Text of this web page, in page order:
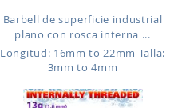
Barbell de superficie industrial
plano con rosca interna ...
Longitud: 16mm to 22mm Talla:
3mm to 4mm